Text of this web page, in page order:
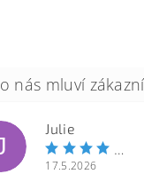
Julie
17.5.2026